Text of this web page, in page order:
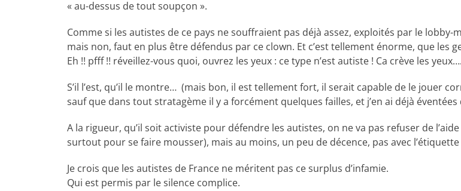
« au-dessus de tout soupçon ».
Comme si les autistes de ce pays ne souffraient pas déjà assez, exploités par le lobby-
mais non, faut en plus être défendus par ce clown. Et c’est tellement énorme, que les
Eh !! pfff !! réveillez-vous quoi, ouvrez les yeux : ce type n’est autiste ! Ca crève les yeux….
S’il l’est, qu’il le montre… (mais bon, il est tellement fort, il serait capable de le jouer
sauf que dans tout stratagème il y a forcément quelques failles, et j’en ai déjà éventées
A la rigueur, qu’il soit activiste pour défendre les autistes, on ne va pas refuser de l’aide
surtout pour se faire mousser), mais au moins, un peu de décence, pas avec l’étiquette
Je crois que les autistes de France ne méritent pas ce surplus d’infamie.
Qui est permis par le silence complice.